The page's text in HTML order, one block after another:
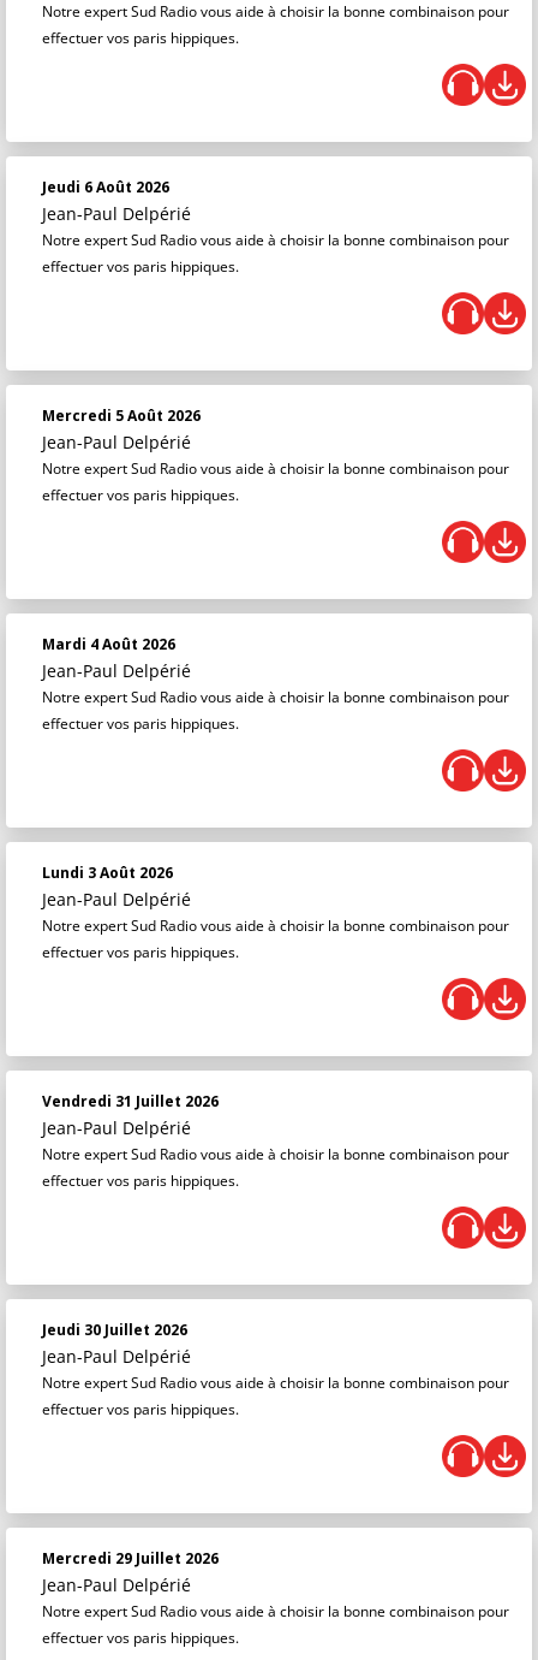
Notre expert Sud Radio vous aide à choisir la bonne combinaison pour
effectuer vos paris hippiques.
Jeudi 6 Août 2026
Jean-Paul Delpérié
Notre expert Sud Radio vous aide à choisir la bonne combinaison pour
effectuer vos paris hippiques.
Mercredi 5 Août 2026
Jean-Paul Delpérié
Notre expert Sud Radio vous aide à choisir la bonne combinaison pour
effectuer vos paris hippiques.
Mardi 4 Août 2026
Jean-Paul Delpérié
Notre expert Sud Radio vous aide à choisir la bonne combinaison pour
effectuer vos paris hippiques.
Lundi 3 Août 2026
Jean-Paul Delpérié
Notre expert Sud Radio vous aide à choisir la bonne combinaison pour
effectuer vos paris hippiques.
Vendredi 31 Juillet 2026
Jean-Paul Delpérié
Notre expert Sud Radio vous aide à choisir la bonne combinaison pour
effectuer vos paris hippiques.
Jeudi 30 Juillet 2026
Jean-Paul Delpérié
Notre expert Sud Radio vous aide à choisir la bonne combinaison pour
effectuer vos paris hippiques.
Mercredi 29 Juillet 2026
Jean-Paul Delpérié
Notre expert Sud Radio vous aide à choisir la bonne combinaison pour
effectuer vos paris hippiques.